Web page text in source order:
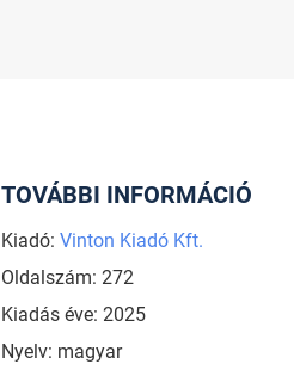
TOVÁBBI INFORMÁCIÓ
Kiadó: Vinton Kiadó Kft.
Oldalszám: 272
Kiadás éve: 2025
Nyelv: magyar